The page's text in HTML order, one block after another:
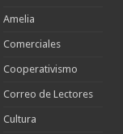
Amelia
Comerciales
Cooperativismo
Correo de Lectores
Cultura